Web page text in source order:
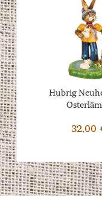
Hubrig
32,00